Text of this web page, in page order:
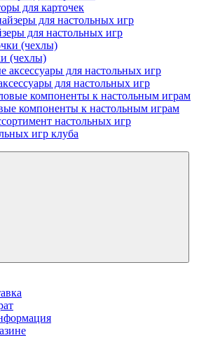
для карточек
для настольных игр
(чехлы)
для настольных игр
компоненты к настольным играм
игр клуба